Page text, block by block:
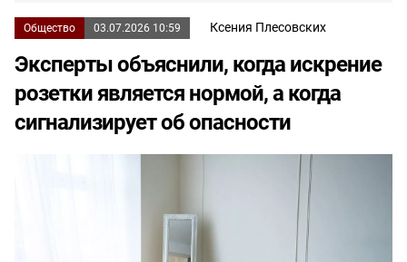
Общество 03.07.2026 10:59 Ксения Плесовских
Эксперты объяснили, когда искрение
розетки является нормой, а когда
сигнализирует об опасности